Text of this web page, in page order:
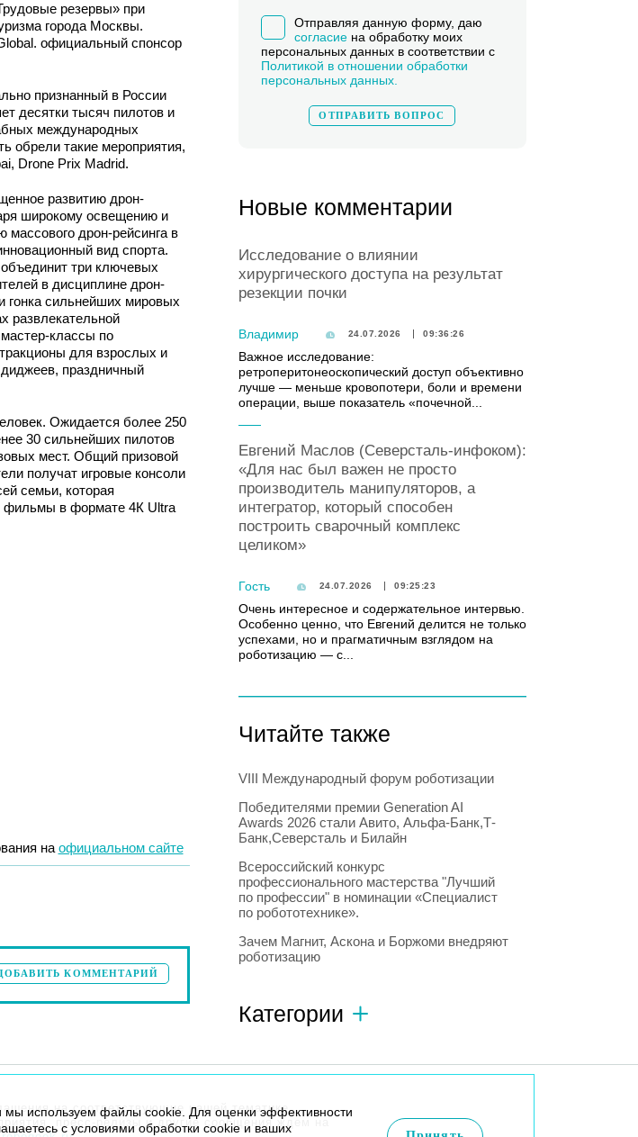
резервы» при
города Москвы.
официальный спонсор
признанный в России
десятки тысяч пилотов и
международных
обрели такие мероприятия,
Drone Prix Madrid.
развитию дрон-
широкому освещению и
дрон-рейсинга в
вид спорта.
три ключевых
в дисциплине дрон-
гонка сильнейших мировых
развлекательной
классы по
для взрослых и
праздничный
Ожидается более 250
30 сильнейших пилотов
мест. Общий призовой
получат игровые консоли
семьи, которая
фильмы в формате 4К Ultra
на официальном сайте
КОММЕНТАРИЙ
Отправляя данную форму, даю
согласиена обработку моих
персональных данных в соответствии с
Политикой в отношении обработки
персональных данных.
Новые комментарии
Исследование о влиянии
хирургического доступа на результат
резекции почки
Владимир 24.07.2026 09:36:26
Важное исследование:
ретроперитонеоскопический доступ объективно
лучше — меньше кровопотери, боли и времени
операции, выше показатель «почечной...
Евгений Маслов (Северсталь-инфоком):
«Для нас был важен не просто
производитель манипуляторов, а
интегратор, который способен
построить сварочный комплекс
целиком»
Гость 24.07.2026 09:25:23
Очень интересное и содержательное интервью.
Особенно ценно, что Евгений делится не только
успехами, но и прагматичным взглядом на
роботизацию — с...
Читайте также
VIII Международный форум роботизации
Победителями премии Generation AI
Awards 2026 стали Авито, Альфа-Банк,Т-
Банк,Северсталь и Билайн
Всероссийский конкурс
профессионального мастерства "Лучший
по профессии" в номинации «Специалист
по робототехнике».
Зачем Магнит, Аскона и Боржоми внедряют
роботизацию
Категории
Искусственный интеллект 728
на соответствующие нашей тематике
пресс-релизы и другие сообщения ждем на
мы используем файлы cookie. Для оценки эффективности
с условиями обработки cookie и ваших